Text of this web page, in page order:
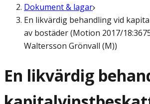
Dokument & lagar
En likvärdig behandling vid
av bostäder (Motion 2017/
Waltersson Grönvall (M))
En likvärdig